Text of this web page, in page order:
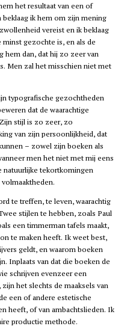
het resultaat van een of
ik hem om zijn mening
vereist en ik beklaag
gezochte is, en als de
hem dan, dat hij zo zeer van
Men zal het misschien niet met
typografische gezochtheden
dat de waarachtige
stijl is zo zeer, zo
van zijn persoonlijkheid, dat
– zowel zijn boeken als
men het niet met mij eens
natuurlijke tekortkomingen
te treffen, te leven, waarachtig
stijlen te hebben, zoals Paul
een timmerman tafels maakt,
te maken heeft. Ik weet best,
geldt, en waarom boeken
Inplaats van dat die boeken de
schrijven evenzeer een
het slechts de maaksels van
een of andere estetische
heeft, of van ambachtslieden. Ik
productie methode.